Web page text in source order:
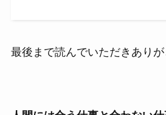
最後まで読んでいただきありが